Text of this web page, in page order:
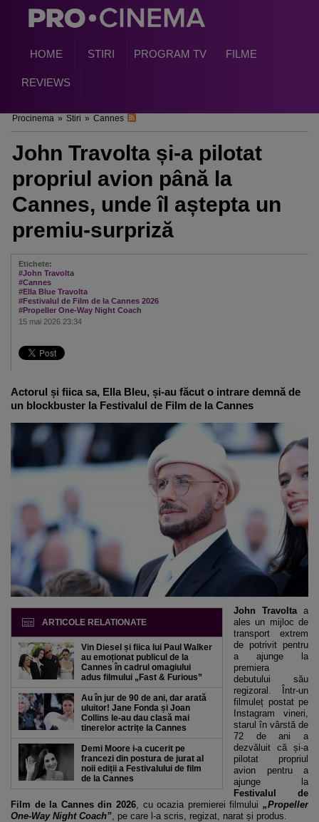
HOME STIRI PROGRAM TV FILME
REVIEWS
Procinema » Stiri » Cannes
John Travolta și-a pilotat
propriul avion până la
Cannes, unde îl aștepta un
premiu-surpriză
Etichete:
#John Travolta
#Cannes
#Ella Blue Travolta
#Festivalul de Film de la Cannes 2026
#Propeller One-Way Night Coach
15 mai 2026 23:34
Actorul și fiica sa, Ella Bleu, și-au făcut o intrare demnă de
un blockbuster la Festivalul de Film de la Cannes
ARTICOLE RELATIONATE
Vin Diesel și fiica lui Paul Walker
au emoționat publicul de la
Cannes în cadrul omagiului
adus filmului „Fast & Furious”
Au în jur de 90 de ani, dar arată
uluitor! Jane Fonda și Joan
Collins le-au dau clasă mai
tinerelor actrițe la Cannes
Demi Moore i-a cucerit pe
francezi din postura de jurat al
noii ediții a Festivalului de film
de la Cannes
John Travoltaa
ales un mijloc de
transport extrem
de potrivit pentru
a ajunge la
premiera
debutului său
regizoral. Într-un
filmuleț postat pe
Instagram vineri,
starul în vârstă de
72 de ani a
dezvăluit că și-a
pilotat propriul
avion pentru a
ajunge la
Festivalul de
Film de la Cannes din 2026, cu ocazia premierei filmului „Propeller
One-Way Night Coach”, pe care l-a scris, regizat, narat și produs.